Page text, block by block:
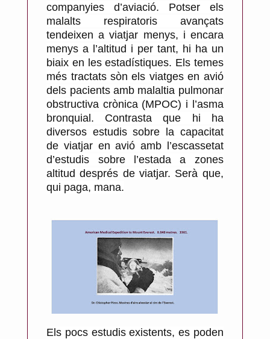
companyies d’aviació. Potser els
malalts respiratoris avançats
tendeixen a viatjar menys, i encara
menys a l’altitud i per tant, hi ha un
biaix en les estadístiques. Els temes
més tractats sòn els viatges en avió
dels pacients amb malaltia pulmonar
obstructiva crònica (MPOC) i l’asma
bronquial. Contrasta que hi ha
diversos estudis sobre la capacitat
de viatjar en avió amb l’escassetat
d’estudis sobre l’estada a zones
altitud després de viatjar. Serà que,
qui paga, mana.
Els pocs estudis existents, es poden